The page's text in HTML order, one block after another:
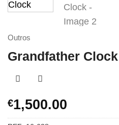
Outros
Grandfather Clock
€1,500.00